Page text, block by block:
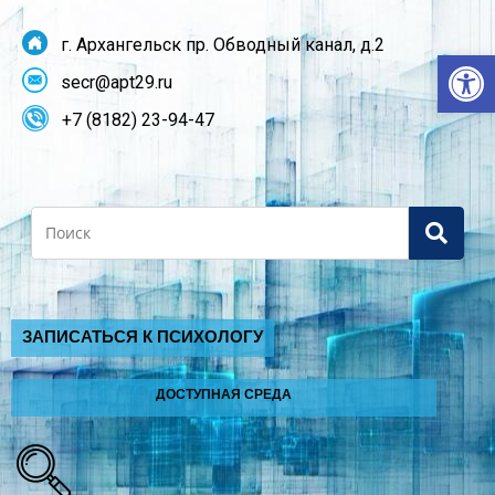
г. Архангельск пр. Обводный канал, д.2
secr@apt29.ru
+7 (8182) 23-94-47
Search
ЗАПИСАТЬСЯ К ПСИХОЛОГУ
ДОСТУПНАЯ СРЕДА